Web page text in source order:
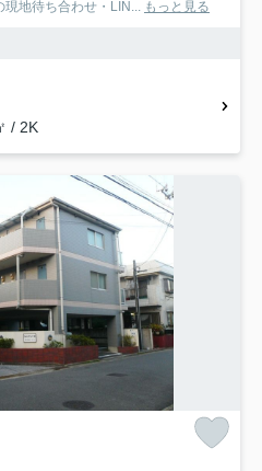
現地待ち合わせ・LIN... もっと見る
/ 2K